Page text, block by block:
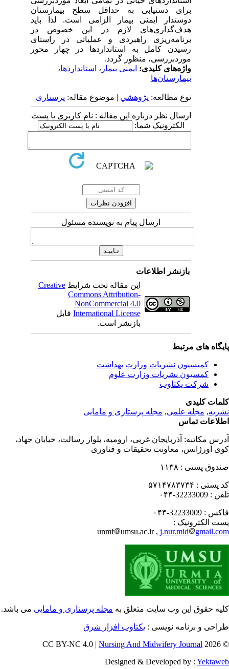
برای دستیابی به حداقل سطح بیمارستان
دوستدار ایمنی بیمار الزامی است. لذا باید
هدف‌گذاری‌های لازم در این خصوص در
برنامه‌ریزی راهبردی و عملیاتی در راستای
رسیدن کامل به استانداردها در چهار محور
موردبررسی، منظور گردد.
واژه‌های کلیدی:ایمنی بیمار، استانداردها،
بیمارستان‌ها
نوع مطالعه:پژوهشي| موضوع مقاله:پرستاری
ارسال نظر درباره این مقاله : نام کاربری یا پست
الکترونیک شما:
ارسال پیام به نویسنده مسئول
بازنشر اطلاعات
این مقاله تحت شرایطCreative
Commons Attribution-
NonCommercial 4.0
International Licenseقابل
بازنشر است.
های مرتبط
کمیسیون نشریات وزارت بهداشت
کمسیون نشریات وزارت علوم
شرکت یکتاوب
کلیدی
,مجله علمی, مجله پرستاری و مامایی
تماس
مکاتبه:آذربایجان غربی، ارومیه، بلوار رسالت، خیابان جهاد،
اورژانس، معاونت تحقیقات و فناوری
پستی : ۱۱۳۸
پستی : ۵۷۱۴۷۸۳۷۳۴
: 32233009-۰۴۴
: 32233009-۰۴۴
الکترونیک :
unmf
umsu.ac.ir ,j.nur.mid
حقوق این وب سایت متعلق بهمجله پرستاری و ماماییمی باشد.
و برنامه نویسی : یکتاوب افزار شرق
©
Nursing And Midwifery Journal
Designed & Developed by :